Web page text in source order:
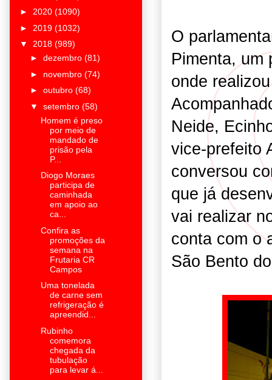
O
Pimenta, um
onde
Neide,
vice-prefeito
conversou
que já
vai realizar
conta com o
São Bento
► 2020 (1090)
► 2019 (1032)
▼ 2018 (989)
► dezembro (81)
► novembro (74)
► outubro (68)
▼ setembro (58)
Homem é preso
por meio de
mandado de
prisão pela
P...
Diogo Moraes
participa de
caminhada
em apoio ao
ca...
Confira as
promoções da
semana na
Frutaria CR
Campos
Uma tonelada
de carne sem
refrigeração é
apreendid...
Rubinho
comemora
chegada da
tubulação
para levar á...